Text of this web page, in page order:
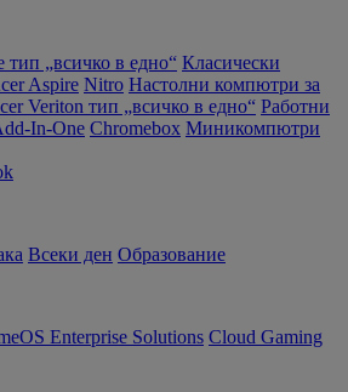
тип „всичко в едно“ Класически
Aspire Nitro Настолни компютри за
Veriton тип „всичко в едно“ Работни
In-One Chromebox Миникомпютри
Всеки ден Образование
Enterprise Solutions Cloud Gaming